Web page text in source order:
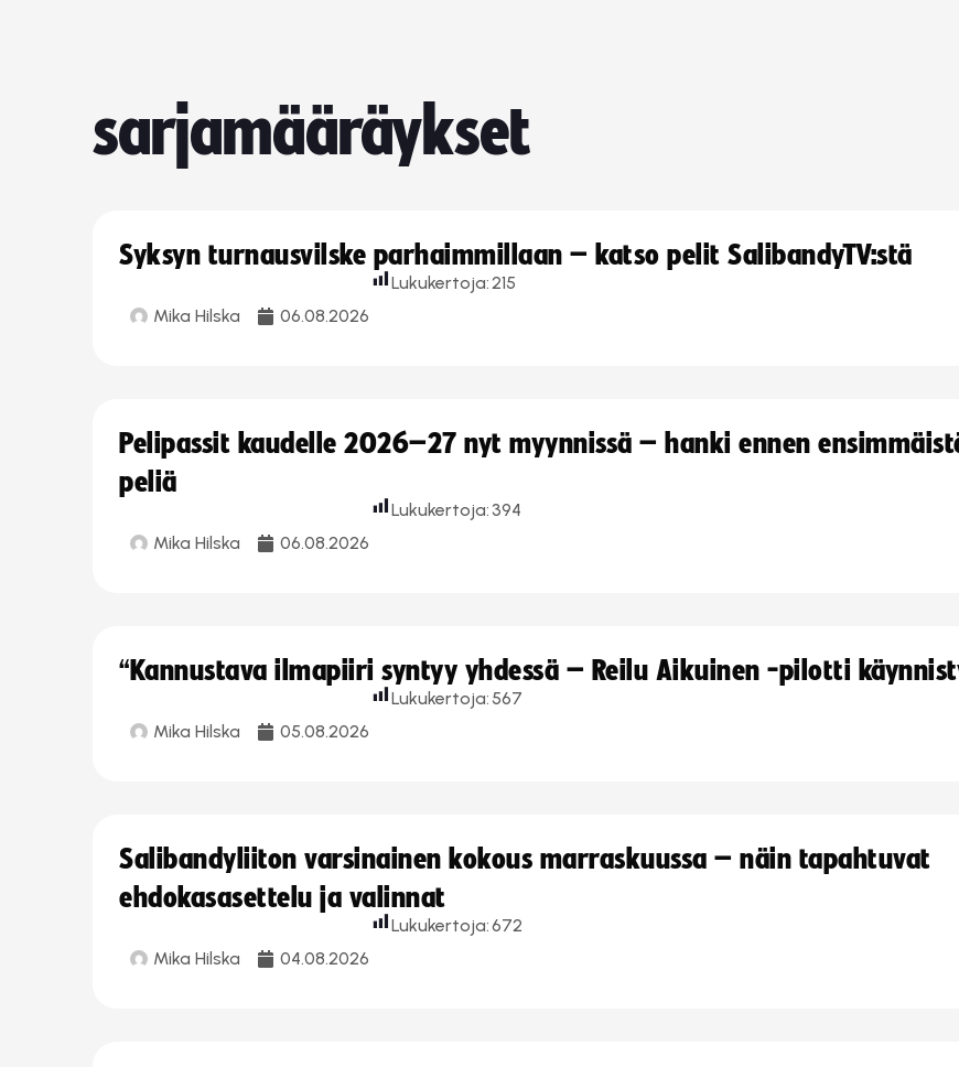
sarjamääräykset
Syksyn turnausvilske parhaimmillaan – katso pelit SalibandyTV:stä
Mika Hilska 06.08.2026
Lukukertoja:215
Pelipassit kaudelle 2026–27 nyt myynnissä – hanki ennen
peliä
Mika Hilska 06.08.2026
Lukukertoja: 394
“Kannustava ilmapiiri syntyy yhdessä – Reilu Aikuinen -pilotti
Mika Hilska 05.08.2026
Lukukertoja: 567
Salibandyliiton varsinainen kokous marraskuussa – näin tapahtuvat
ehdokasasettelu ja valinnat
Mika Hilska 04.08.2026
Lukukertoja:672